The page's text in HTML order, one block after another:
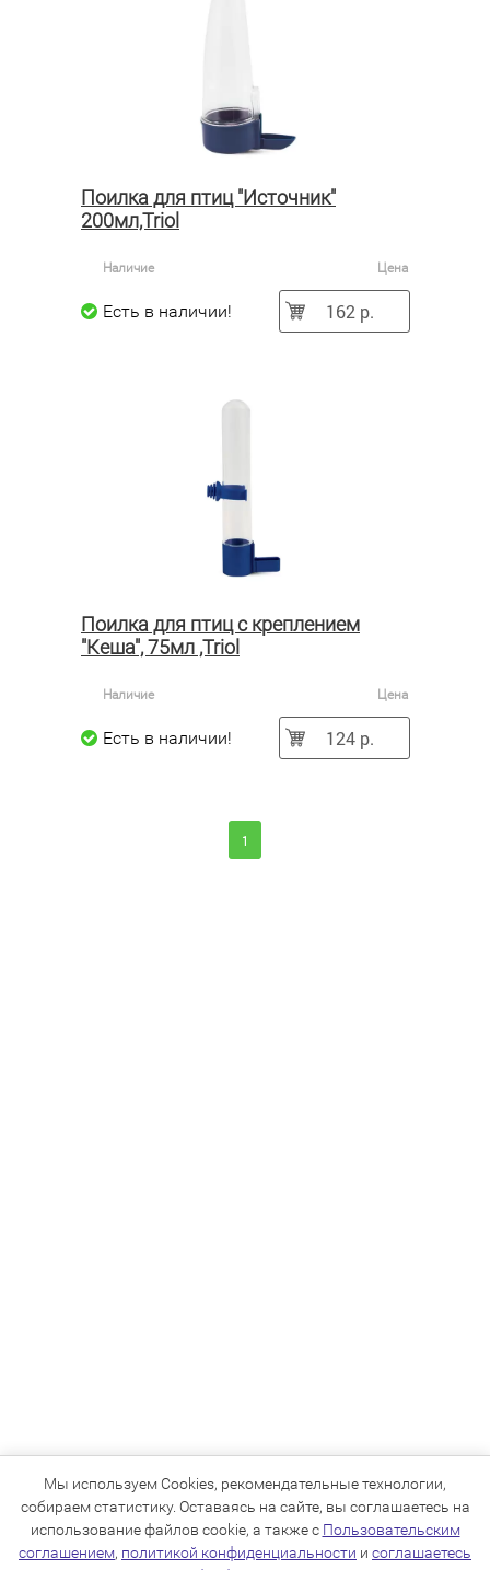
Поилка для птиц "Источник"
200мл,Triol
Наличие Цена
Есть в наличии! 162 р.
Поилка для птиц с креплением
"Кеша", 75мл ,Triol
Наличие Цена
Есть в наличии! 124 р.
1
Мы используем Cookies, рекомендательные технологии,
собираем статистику. Оставаясь на сайте, вы соглашаетесь на
использование файлов cookie, а также с Пользовательским
соглашением, политикой конфиденциальности и соглашаетесь